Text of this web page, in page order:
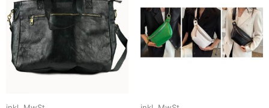
weist
mehrere
Varianten
auf.
Die
Optionen
weist
mehrere
Varianten
auf.